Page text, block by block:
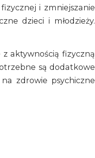
i zmniejszanie
dzieci i młodzieży.
aktywnością fizyczną
są dodatkowe
zdrowie psychiczne